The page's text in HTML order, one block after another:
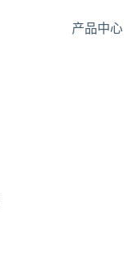
产品中心